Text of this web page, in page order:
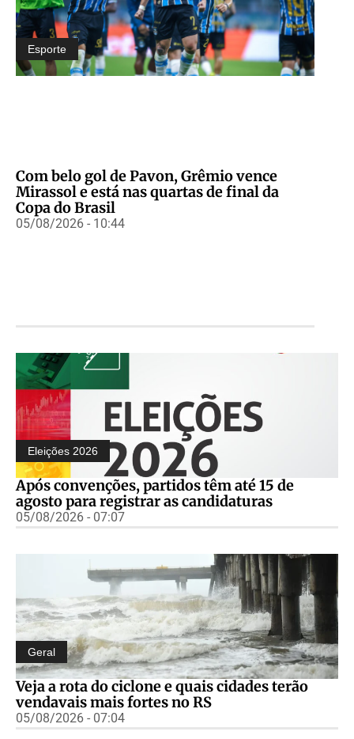
Esporte
Com belo gol de Pavon, Grêmio vence
Mirassol e está nas quartas de final da
Copa do Brasil
05/08/2026 - 10:44
Eleições 2026
Após convenções, partidos têm até 15 de
agosto para registrar as candidaturas
05/08/2026 - 07:07
Geral
Veja a rota do ciclone e quais cidades terão
vendavais mais fortes no RS
05/08/2026 - 07:04